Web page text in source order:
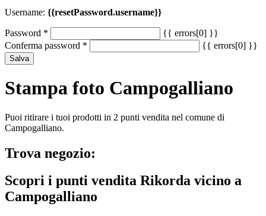
Username: {{resetPassword.username}}
Password *
{{ errors[0] }}
Conferma password * {{ errors[0] }}
Salva
Stampa foto Campogalliano
Puoi ritirare i tuoi prodotti in 2 punti vendita nel comune di
Campogalliano.
Trova negozio:
Scopri i punti vendita Rikorda vicino a
Campogalliano